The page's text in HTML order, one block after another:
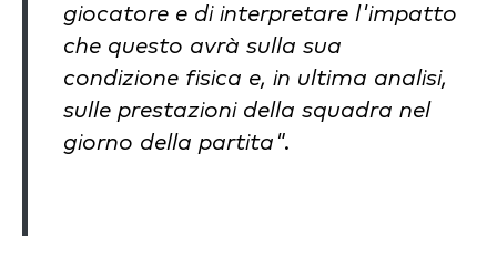
giocatore e di interpretare l'impatto
che questo avrà sulla sua
condizione fisica e, in ultima analisi,
sulle prestazioni della squadra nel
giorno della partita".